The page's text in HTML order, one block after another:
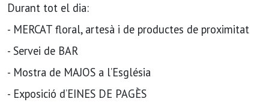
Durant tot el dia:
- MERCAT floral, artesà i de productes de proximitat
- Servei de BAR
- Mostra de MAJOS a l’Església
- Exposició d’EINES DE PAGÈS